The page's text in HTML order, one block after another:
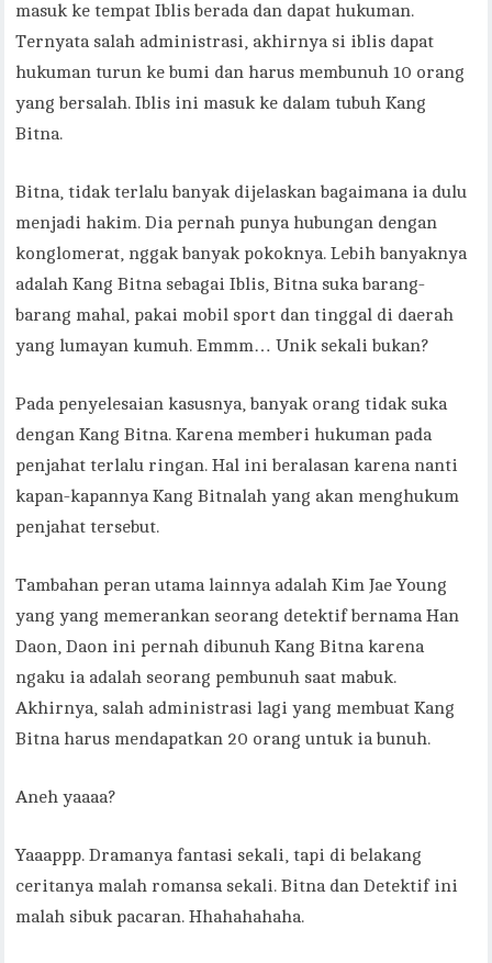
masuk ke tempat Iblis berada dan dapat hukuman.
Ternyata salah administrasi, akhirnya si iblis dapat
hukuman turun ke bumi dan harus membunuh 10 orang
yang bersalah. Iblis ini masuk ke dalam tubuh Kang
Bitna.
Bitna, tidak terlalu banyak dijelaskan bagaimana ia dulu
menjadi hakim. Dia pernah punya hubungan dengan
konglomerat, nggak banyak pokoknya. Lebih banyaknya
adalah Kang Bitna sebagai Iblis, Bitna suka barang-
barang mahal, pakai mobil sport dan tinggal di daerah
yang lumayan kumuh. Emmm… Unik sekali bukan?
Pada penyelesaian kasusnya, banyak orang tidak suka
dengan Kang Bitna. Karena memberi hukuman pada
penjahat terlalu ringan. Hal ini beralasan karena nanti
kapan-kapannya Kang Bitnalah yang akan menghukum
penjahat tersebut.
Tambahan peran utama lainnya adalah Kim Jae Young
yang yang memerankan seorang detektif bernama Han
Daon, Daon ini pernah dibunuh Kang Bitna karena
ngaku ia adalah seorang pembunuh saat mabuk.
Akhirnya, salah administrasi lagi yang membuat Kang
Bitna harus mendapatkan 20 orang untuk ia bunuh.
Aneh yaaaa?
Yaaappp. Dramanya fantasi sekali, tapi di belakang
ceritanya malah romansa sekali. Bitna dan Detektif ini
malah sibuk pacaran. Hhahahahaha.